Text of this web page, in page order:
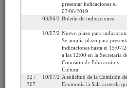
Proyecto de ley,
Honorables
Latorre, Montes y
19.628, sobre
objeto de prohibir
contraídas para
cualquiera de sus
presentar indicaciones el
03/06/2019
03/06/2019Boletín de indicaciones .
10/07/2019Nuevo plazo para
Se amplía plazo para
indicaciones hasta el 15/07/
a las 12:00 en la Secretaría
Comisión de Educación y
Cultura
32 /
367
10/07/2019A solicitud de la Comisión de
Economía la Sala acuerda